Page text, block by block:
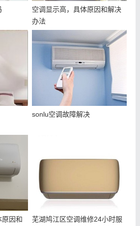
空调显示高，具体原因和解决
办法
sonlu空调故障解决
原因和
芜湖鸠江区空调维修24小时服